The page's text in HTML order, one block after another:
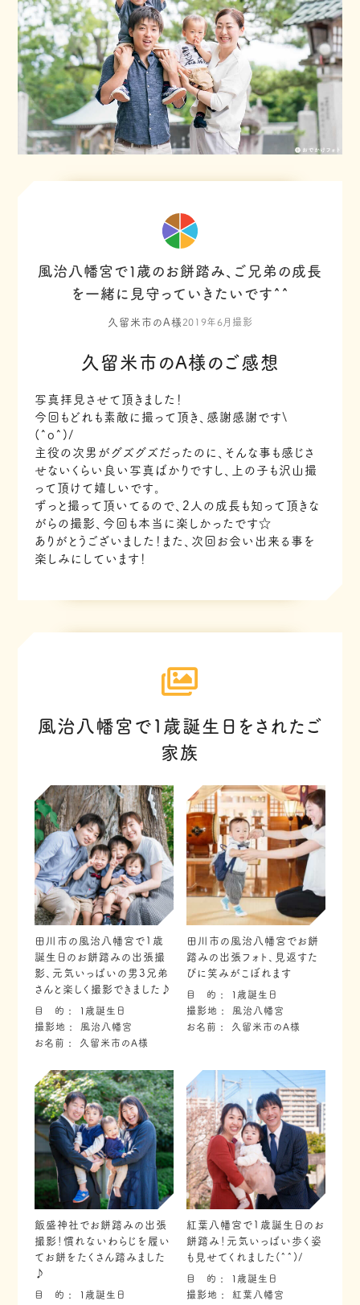
風治八幡宮で１歳のお餅踏み、ご兄弟の成長
を一緒に見守っていきたいです^^
久留米市のA様 2019年6月撮影
久留米市のA様のご感想
写真拝見させて頂きました！
今回もどれも素敵に撮って頂き、感謝感謝です\
(^o^)/
主役の次男がグズグズだったのに、そんな事も感じさ
せないくらい良い写真ばかりですし、上の子も沢山撮
って頂けて嬉しいです。
ずっと撮って頂いてるので、2人の成長も知って頂きな
がらの撮影、今回も本当に楽しかったです☆
ありがとうございました！また、次回お会い出来る事を
楽しみにしています！
風治八幡宮で１歳誕生日をされたご
家族
田川市の風治八幡宮で1歳
誕生日のお餅踏みの出張撮
影、元気いっぱいの男3兄弟
さんと楽しく撮影できました♪
目 的
１歳誕生日
撮影地
風治八幡宮
お名前
久留米市のA様
田川市の風治八幡宮でお餅
踏みの出張フォト、見返すた
びに笑みがこぼれます
目 的
１歳誕生日
撮影地
風治八幡宮
お名前
久留米市のA様
飯盛神社でお餅踏みの出張
撮影！慣れないわらじを履い
てお餅をたくさん踏みました
♪
目 的
１歳誕生日
紅葉八幡宮で1歳誕生日のお
餅踏み！元気いっぱい歩く姿
も見せてくれました(^^)/
目 的
１歳誕生日
撮影地
紅葉八幡宮